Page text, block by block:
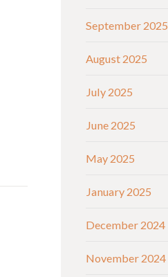
September 2025
August 2025
July 2025
June 2025
May 2025
January 2025
December 2024
November 2024